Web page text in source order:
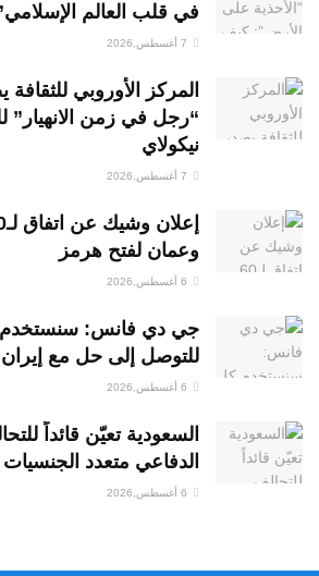
في قلب العالم
المركز الأوروبي
“رجل في زمن الانهيار”
نيكولاي
وعمان لفتح هرمز
جي دي فانس: سنستخدم
للتوصل إلى حل مع إيران
السعودية تعيّن قائداً
الدفاعي متعدد الجنسيات